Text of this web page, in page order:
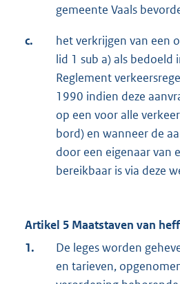
gemeente Vaals
c.
het verkrijgen van een
lid 1 sub a) als
Reglement
1990 indien deze
op een voor alle
bord) en wanneer de
door een eigenaar van
bereikbaar is via deze
Artikel 5 Maatstaven van
1.
De leges worden
en tarieven,